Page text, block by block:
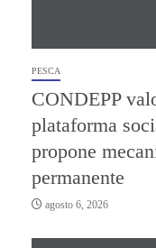
PESCA
CONDEPP
plataforma
propone
permanente
agosto 6, 2026